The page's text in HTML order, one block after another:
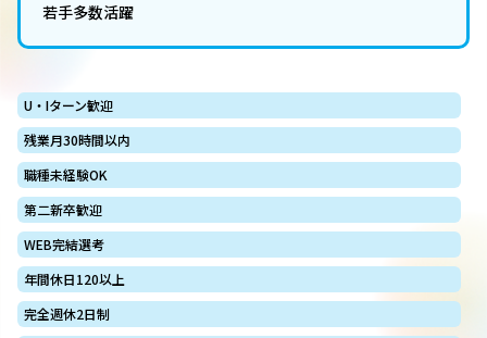
若手多数活躍
U・Iターン歓迎
残業月30時間以内
職種未経験OK
第二新卒歓迎
WEB完結選考
年間休日120以上
完全週休2日制